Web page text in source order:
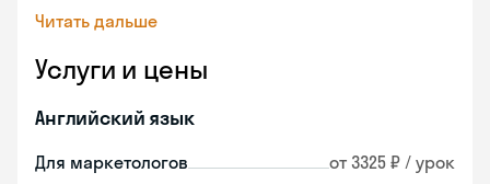
Читать дальше
Услуги и цены
Английский язык
Для маркетологов от 3325 ₽ / урок